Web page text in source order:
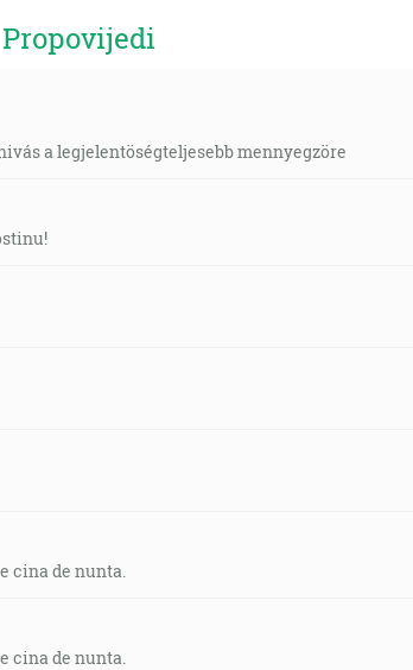
Propovijedi
a legjelentöségteljesebb mennyegzöre
cina de nunta.
cina de nunta.